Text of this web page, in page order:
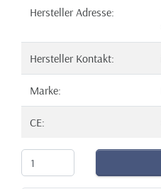
Hersteller Adresse:
Hersteller Kontakt:
Marke:
CE: